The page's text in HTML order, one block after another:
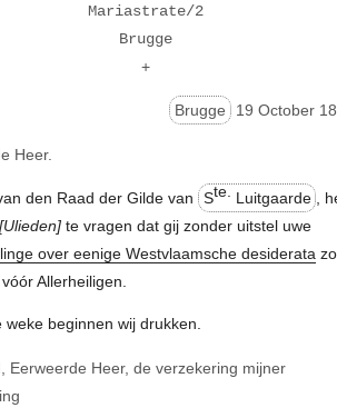
Mariastrate/2
Brugge
+
Brugge 19 October
Heer.
den Raad der Gilde van Ste. Luitgaarde ,
Ulieden te vragen dat gij zonder uitstel uwe
over eenige Westvlaamsche desiderata
Allerheiligen.
weke beginnen wij drukken.
Eerweerde Heer, de verzekering mijner